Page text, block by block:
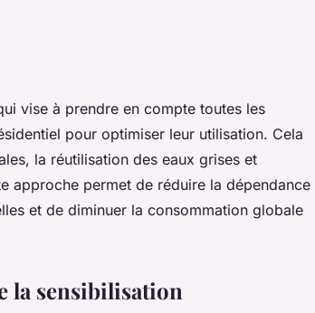
vise à prendre en compte toutes les
pour optimiser leur utilisation. Cela
la réutilisation des eaux grises et
approche permet de réduire la dépendance
et de diminuer la consommation globale
la sensibilisation